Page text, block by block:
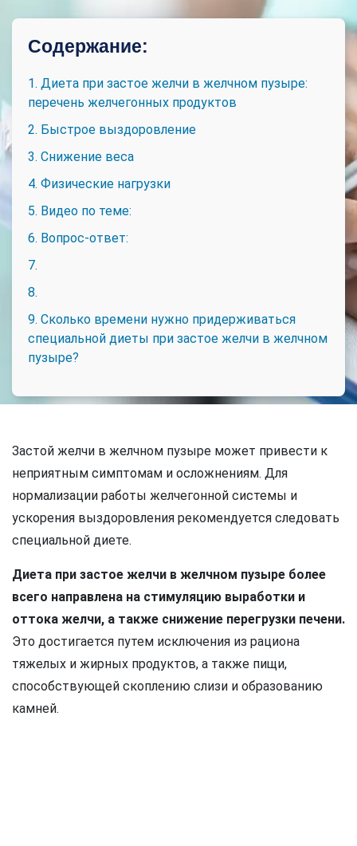
Содержание:
1. Диета при застое желчи в желчном пузыре:
перечень желчегонных продуктов
2. Быстрое выздоровление
3. Снижение веса
4. Физические нагрузки
5. Видео по теме:
6. Вопрос-ответ:
7.
8.
9. Сколько времени нужно придерживаться
специальной диеты при застое желчи в желчном
пузыре?
Застой желчи в желчном пузыре может привести к
неприятным симптомам и осложнениям. Для
нормализации работы желчегонной системы и
ускорения выздоровления рекомендуется следовать
специальной диете.
Диета при застое желчи в желчном пузыре более
всего направлена на стимуляцию выработки и
оттока желчи, а также снижение перегрузки печени.
Это достигается путем исключения из рациона
тяжелых и жирных продуктов, а также пищи,
способствующей скоплению слизи и образованию
камней.